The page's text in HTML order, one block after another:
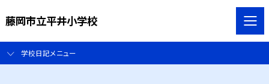
藤岡市立平井小学校
学校日記メニュー